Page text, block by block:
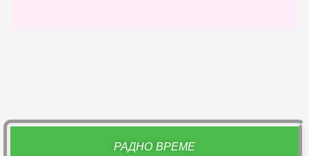
РАДНО ВРЕМЕ